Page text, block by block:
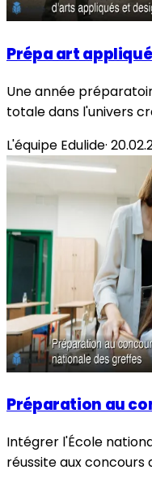
Prépa art
Une année
totale dans l'univers
L'équipe Edulide·
Préparation au
Intégrer l'École
réussite aux concours